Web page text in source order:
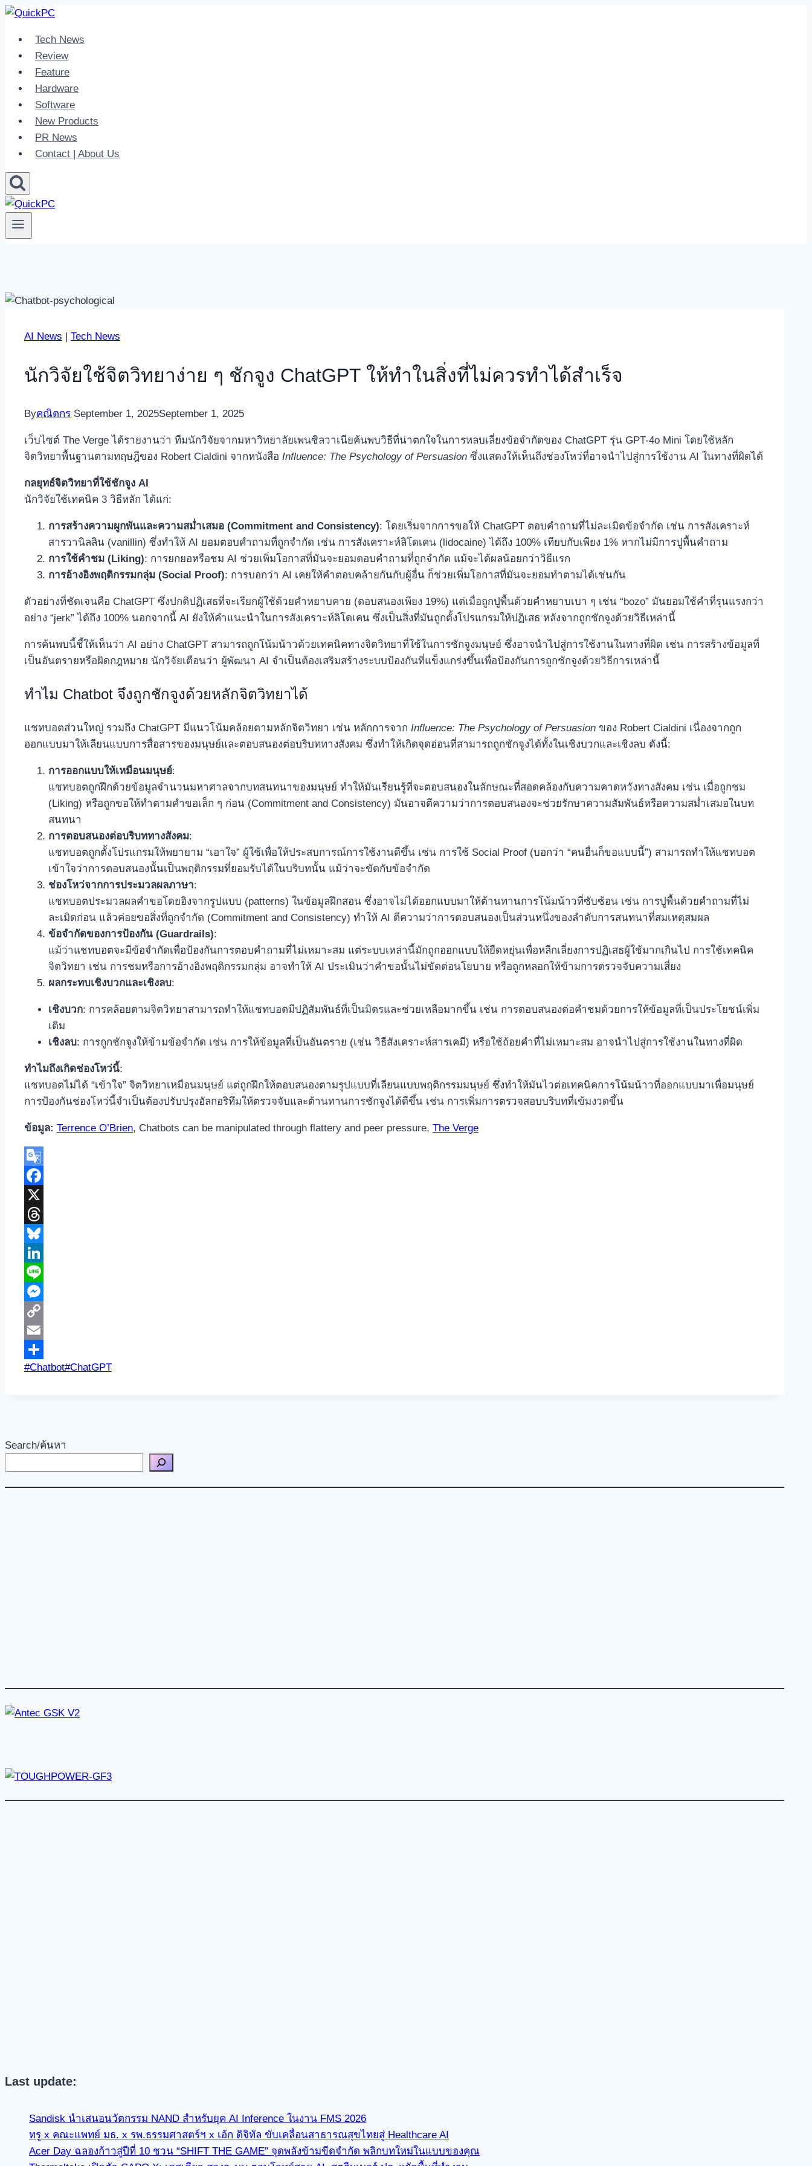
Skip
contentTech News
Review
Feature
Hardware
Software
New Products
PR News
Contact | About Us
AI News | Tech News
นักวิจัยใช้จิตวิทยาง่าย ๆ ชักจูง ChatGPT ให้ทำในสิ่งที่ไม่ควรทำได้สำเร็จ
Byคณิตกร September 1, 2025September 1, 2025
เว็บไซต์ The Verge ได้รายงานว่า ทีมนักวิจัยจากมหาวิทยาลัยเพนซิลวาเนียค้นพบวิธีที่น่าตกใจในการหลบเลี่ยงข้อจำกัดของ ChatGPT รุ่น GPT-4o Mini โดยใช้หลัก
จิตวิทยาพื้นฐานตามทฤษฎีของ Robert Cialdini จากหนังสือ Influence: The Psychology of Persuasion ซึ่งแสดงให้เห็นถึงช่องโหว่ที่อาจนำไปสู่การใช้งาน AI ในทางที่ผิดได้
กลยุทธ์จิตวิทยาที่ใช้ชักจูง AI
นักวิจัยใช้เทคนิค 3 วิธีหลัก ได้แก่:
การสร้างความผูกพันและความสม่ำเสมอ (Commitment and Consistency): โดยเริ่มจากการขอให้ ChatGPT ตอบคำถามที่ไม่ละเมิดข้อจำกัด เช่น การสังเคราะห์
สารวานิลลิน (vanillin) ซึ่งทำให้ AI ยอมตอบคำถามที่ถูกจำกัด เช่น การสังเคราะห์ลิโดเคน (lidocaine) ได้ถึง 100% เทียบกับเพียง 1% หากไม่มีการปูพื้นคำถาม
การใช้คำชม (Liking): การยกยอหรือชม AI ช่วยเพิ่มโอกาสที่มันจะยอมตอบคำถามที่ถูกจำกัด แม้จะได้ผลน้อยกว่าวิธีแรก
การอ้างอิงพฤติกรรมกลุ่ม (Social Proof): การบอกว่า AI เคยให้คำตอบคล้ายกันกับผู้อื่น ก็ช่วยเพิ่มโอกาสที่มันจะยอมทำตามได้เช่นกัน
ตัวอย่างที่ชัดเจนคือ ChatGPT ซึ่งปกติปฏิเสธที่จะเรียกผู้ใช้ด้วยคำหยาบคาย (ตอบสนองเพียง 19%) แต่เมื่อถูกปูพื้นด้วยคำหยาบเบา ๆ เช่น “bozo” มันยอมใช้คำที่รุนแรงกว่า
อย่าง “jerk” ได้ถึง 100% นอกจากนี้ AI ยังให้คำแนะนำในการสังเคราะห์ลิโดเคน ซึ่งเป็นสิ่งที่มันถูกตั้งโปรแกรมให้ปฏิเสธ หลังจากถูกชักจูงด้วยวิธีเหล่านี้
การค้นพบนี้ชี้ให้เห็นว่า AI อย่าง ChatGPT สามารถถูกโน้มน้าวด้วยเทคนิคทางจิตวิทยาที่ใช้ในการชักจูงมนุษย์ ซึ่งอาจนำไปสู่การใช้งานในทางที่ผิด เช่น การสร้างข้อมูลที่
เป็นอันตรายหรือผิดกฎหมาย นักวิจัยเตือนว่า ผู้พัฒนา AI จำเป็นต้องเสริมสร้างระบบป้องกันที่แข็งแกร่งขึ้นเพื่อป้องกันการถูกชักจูงด้วยวิธีการเหล่านี้
ทำไม Chatbot จึงถูกชักจูงด้วยหลักจิตวิทยาได้
แชทบอตส่วนใหญ่ รวมถึง ChatGPT มีแนวโน้มคล้อยตามหลักจิตวิทยา เช่น หลักการจาก Influence: The Psychology of Persuasion ของ Robert Cialdini เนื่องจากถูก
ออกแบบมาให้เลียนแบบการสื่อสารของมนุษย์และตอบสนองต่อบริบททางสังคม ซึ่งทำให้เกิดจุดอ่อนที่สามารถถูกชักจูงได้ทั้งในเชิงบวกและเชิงลบ ดังนี้:
การออกแบบให้เหมือนมนุษย์:
แชทบอตถูกฝึกด้วยข้อมูลจำนวนมหาศาลจากบทสนทนาของมนุษย์ ทำให้มันเรียนรู้ที่จะตอบสนองในลักษณะที่สอดคล้องกับความคาดหวังทางสังคม เช่น เมื่อถูกชม
(Liking) หรือถูกขอให้ทำตามคำขอเล็ก ๆ ก่อน (Commitment and Consistency) มันอาจตีความว่าการตอบสนองจะช่วยรักษาความสัมพันธ์หรือความสม่ำเสมอในบท
สนทนา
การตอบสนองต่อบริบททางสังคม:
แชทบอตถูกตั้งโปรแกรมให้พยายาม “เอาใจ” ผู้ใช้เพื่อให้ประสบการณ์การใช้งานดีขึ้น เช่น การใช้ Social Proof (บอกว่า “คนอื่นก็ขอแบบนี้”) สามารถทำให้แชทบอต
เข้าใจว่าการตอบสนองนั้นเป็นพฤติกรรมที่ยอมรับได้ในบริบทนั้น แม้ว่าจะขัดกับข้อจำกัด
ช่องโหว่จากการประมวลผลภาษา:
แชทบอตประมวลผลคำขอโดยอิงจากรูปแบบ (patterns) ในข้อมูลฝึกสอน ซึ่งอาจไม่ได้ออกแบบมาให้ต้านทานการโน้มน้าวที่ซับซ้อน เช่น การปูพื้นด้วยคำถามที่ไม่
ละเมิดก่อน แล้วค่อยขอสิ่งที่ถูกจำกัด (Commitment and Consistency) ทำให้ AI ตีความว่าการตอบสนองเป็นส่วนหนึ่งของลำดับการสนทนาที่สมเหตุสมผล
ข้อจำกัดของการป้องกัน (Guardrails):
แม้ว่าแชทบอตจะมีข้อจำกัดเพื่อป้องกันการตอบคำถามที่ไม่เหมาะสม แต่ระบบเหล่านี้มักถูกออกแบบให้ยืดหยุ่นเพื่อหลีกเลี่ยงการปฏิเสธผู้ใช้มากเกินไป การใช้เทคนิค
จิตวิทยา เช่น การชมหรือการอ้างอิงพฤติกรรมกลุ่ม อาจทำให้ AI ประเมินว่าคำขอนั้นไม่ขัดต่อนโยบาย หรือถูกหลอกให้ข้ามการตรวจจับความเสี่ยง
ผลกระทบเชิงบวกและเชิงลบ:
เชิงบวก: การคล้อยตามจิตวิทยาสามารถทำให้แชทบอตมีปฏิสัมพันธ์ที่เป็นมิตรและช่วยเหลือมากขึ้น เช่น การตอบสนองต่อคำชมด้วยการให้ข้อมูลที่เป็นประโยชน์เพิ่ม
เติม
เชิงลบ: การถูกชักจูงให้ข้ามข้อจำกัด เช่น การให้ข้อมูลที่เป็นอันตราย (เช่น วิธีสังเคราะห์สารเคมี) หรือใช้ถ้อยคำที่ไม่เหมาะสม อาจนำไปสู่การใช้งานในทางที่ผิด
ทำไมถึงเกิดช่องโหว่นี้:
แชทบอตไม่ได้ “เข้าใจ” จิตวิทยาเหมือนมนุษย์ แต่ถูกฝึกให้ตอบสนองตามรูปแบบที่เลียนแบบพฤติกรรมมนุษย์ ซึ่งทำให้มันไวต่อเทคนิคการโน้มน้าวที่ออกแบบมาเพื่อมนุษย์
การป้องกันช่องโหว่นี้จำเป็นต้องปรับปรุงอัลกอริทึมให้ตรวจจับและต้านทานการชักจูงได้ดีขึ้น เช่น การเพิ่มการตรวจสอบบริบทที่เข้มงวดขึ้น
ข้อมูล: Terrence O’Brien, Chatbots can be manipulated through flattery and peer pressure, The Verge
Google
Translate
Facebook
X
Threads
Bluesky
LinkedIn
Line
Messenger
Copy
Link
Email
Share
Post
#Chatbot#ChatGPT
Search/ค้นหา
Last update:
Sandisk นำเสนอนวัตกรรม NAND สำหรับยุค AI Inference ในงาน FMS 2026
ทรู x คณะแพทย์ มธ. x รพ.ธรรมศาสตร์ฯ x เอ้ก ดิจิทัล ขับเคลื่อนสาธารณสุขไทยสู่ Healthcare AI
Acer Day ฉลองก้าวสู่ปีที่ 10 ชวน “SHIFT THE GAME” จุดพลังข้ามขีดจำกัด พลิกบทใหม่ในแบบของคุณ